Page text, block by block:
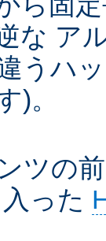
な ア
うハ
)。
ツの
った